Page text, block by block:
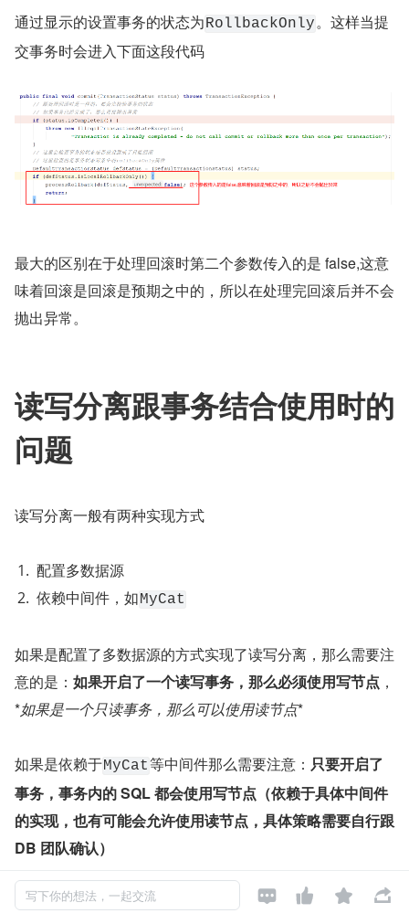
通过显示的设置事务的状态为RollbackOnly。这样当提
交事务时会进入下面这段代码
最大的区别在于处理回滚时第二个参数传入的是 false,这意
味着回滚是回滚是预期之中的，所以在处理完回滚后并不会
抛出异常。
读写分离跟事务结合使用时的
问题
读写分离一般有两种实现方式
配置多数据源
依赖中间件，如MyCat
如果是配置了多数据源的方式实现了读写分离，那么需要注
意的是： 如果开启了一个读写事务，那么必须使用写节点 ，
*如果是一个只读事务，那么可以使用读节点*
如果是依赖于MyCat等中间件那么需要注意： 只要开启了
事务，事务内的 SQL 都会使用写节点（依赖于具体中间件
的实现，也有可能会允许使用读节点，具体策略需要自行跟
DB 团队确认）
基于上面的结论，我们在使用事务时应该更加谨慎，在没有
写下你的想法，一起交流    